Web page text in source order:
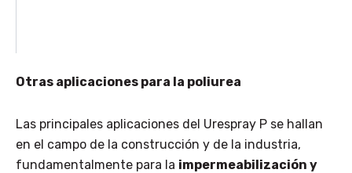
Otras aplicaciones para la poliurea
Las principales aplicaciones del Urespray P se hallan
en el campo de la construcción y de la industria,
fundamentalmente para la impermeabilización y